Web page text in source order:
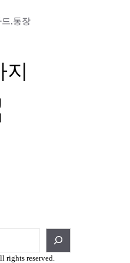
,통장
지
rights reserved.